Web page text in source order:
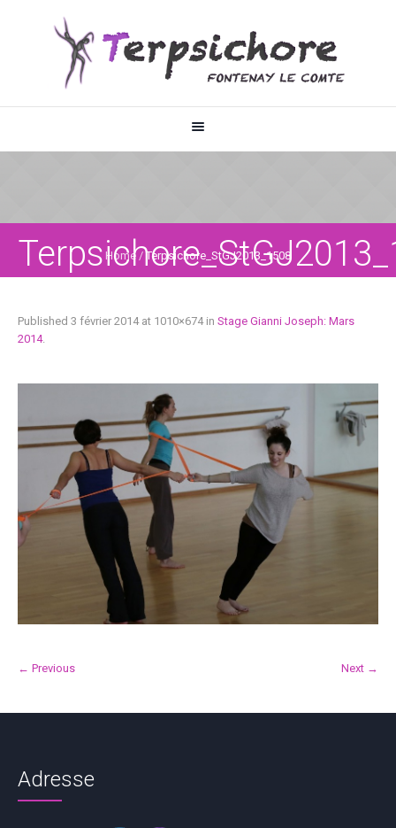
Home /Terpsichore_StGJ2013_1508
Published 3 février 2014at 1010×674 in Stage Gianni Joseph: Mars
2014.
← Previous Next →
Adresse